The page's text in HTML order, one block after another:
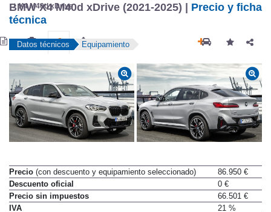
BMW X4 M40d xDrive (2021-2025) |
Precio y ficha
Precio(con descuento y equipamiento seleccionado)
86.950 €
Descuento oficial
0 €
Precio sin impuestos
66.501 €